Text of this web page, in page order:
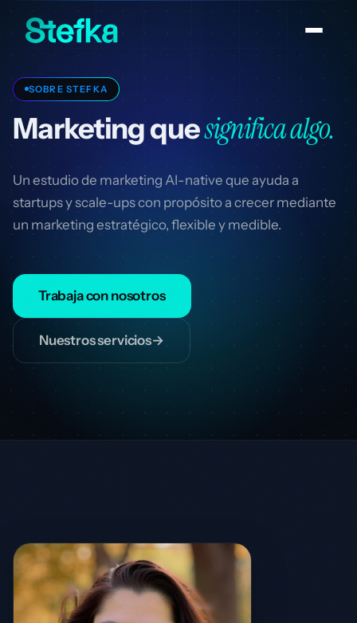
SOBRE STEFKA
Marketing quesignifica algo.
Un estudio de marketing AI-native que ayuda a
startups y scale-ups con propósito a crecer mediante
un marketing estratégico, flexible y medible.
Trabaja con nosotros
Nuestros servicios→